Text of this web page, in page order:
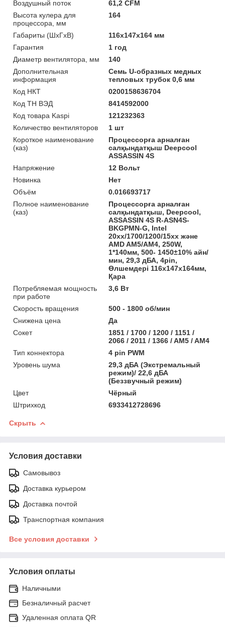
Воздушный поток
61,2 CFM
Высота кулера для
процессора, мм
164
Габариты (ШхГхВ)
116х147х164 мм
Гарантия
1 год
Диаметр вентилятора, мм
140
Дополнительная
информация
Семь U-образных медных
тепловых трубок 0,6 мм
Код НКТ
0200158636704
Код ТН ВЭД
8414592000
Код товара Kaspi
121232363
Количество вентиляторов
1 шт
Короткое наименование
(каз)
Процессорға арналған
салқындатқыш Deepcool
ASSASSIN 4S
Напряжение
12 Вольт
Новинка
Нет
Объём
0.016693717
Полное наименование
(каз)
Процессорға арналған
салқындатқыш, Deepcool,
ASSASSIN 4S R-ASN4S-
BKGPMN-G, Intel
20хх/1700/1200/15хх және
AMD AM5/AM4, 250W,
1*140мм, 500- 1450±10% айн/
мин, 29,3 дБА, 4pin,
Өлшемдері 116х147х164мм,
Қара
Потребляемая мощность
при работе
3,6 Вт
Скорость вращения
500 - 1800 об/мин
Снижена цена
Да
Сокет
1851 / 1700 / 1200 / 1151 /
2066 / 2011 / 1366 / AM5 / AM4
Тип коннектора
4 pin PWM
Уровень шума
29,3 дБА (Экстремальный
режим)/ 22,6 дБА
(Беззвучный режим)
Цвет
Чёрный
Штрихкод
6933412728696
Скрыть
Условия доставки
Самовывоз
Доставка курьером
Доставка почтой
Транспортная компания
Все условия доставки
Условия оплаты
Наличными
Безналичный расчет
Удаленная оплата QR